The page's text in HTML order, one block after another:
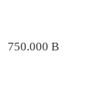
750.000 В